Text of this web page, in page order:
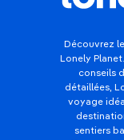
Découvrez
Lonely
conseils
détaillées,
voyage
sentiers